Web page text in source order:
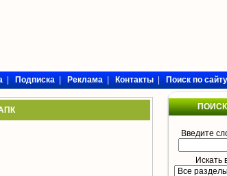
|Подписка|Реклама|Контакты|Поиск по сайту
Введите
Искать